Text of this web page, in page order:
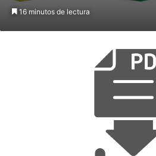
16 minutos de lectura